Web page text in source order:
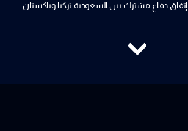
إتفاق دفاع مشترك بين السعودية تركيا وباكستان